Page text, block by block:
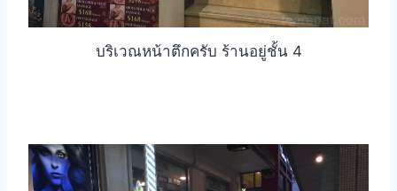
บริเวณหน้าตึกครับ ร้านอยู่ชั้น 4